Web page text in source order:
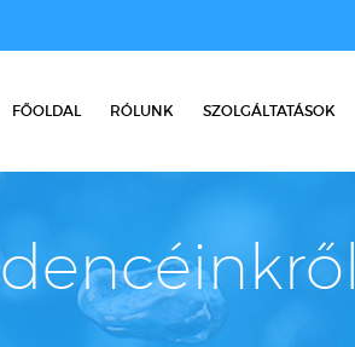
FŐOLDAL RÓLUNK SZOLGÁLTATÁSOK